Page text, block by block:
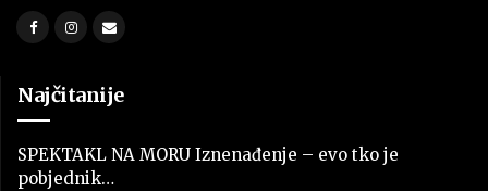
Najčitanije
SPEKTAKL NA MORU Iznenađenje – evo tko je
pobjednik…